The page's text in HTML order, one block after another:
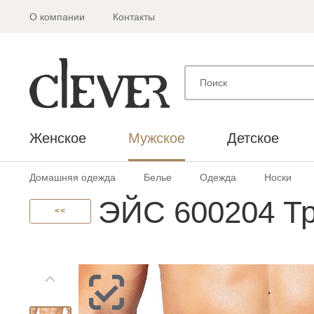
О компании Контакты
Женское Мужское Детское
Домашняя одежда Белье Одежда Носки
<< ЭЙС 600204